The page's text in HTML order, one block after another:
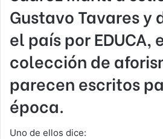
Gustavo Tavares y
el país por EDUCA,
colección de
parecen escritos
época.
Uno de ellos dice: